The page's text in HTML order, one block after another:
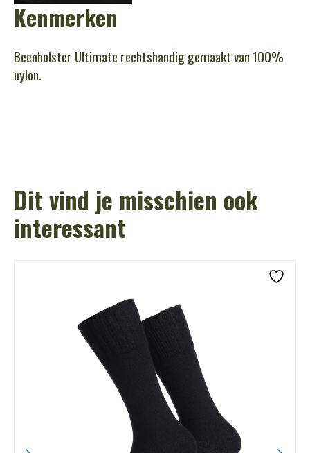
Kenmerken
Beenholster Ultimate rechtshandig gemaakt van 100%
nylon.
Dit vind je misschien ook
interessant